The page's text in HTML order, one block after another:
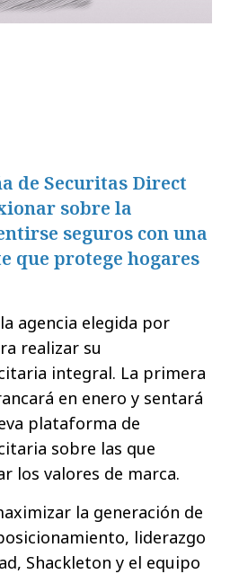
de Securitas Direct
sobre la
seguros con una
que protege hogares
agencia elegida por
realizar su
integral. La primera
en enero y sentará
plataforma de
sobre las que
los valores de marca.
la generación de
liderazgo
Shackleton y el equipo